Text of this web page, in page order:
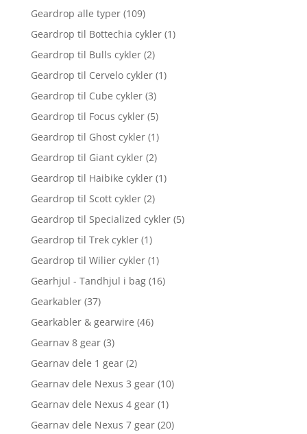
Geardrop alle typer (109)
Geardrop til Bottechia cykler (1)
Geardrop til Bulls cykler (2)
Geardrop til Cervelo cykler (1)
Geardrop til Cube cykler (3)
Geardrop til Focus cykler (5)
Geardrop til Ghost cykler (1)
Geardrop til Giant cykler (2)
Geardrop til Haibike cykler (1)
Geardrop til Scott cykler (2)
Geardrop til Specialized cykler (5)
Geardrop til Trek cykler (1)
Geardrop til Wilier cykler (1)
Gearhjul - Tandhjul i bag (16)
Gearkabler (37)
Gearkabler & gearwire (46)
Gearnav 8 gear (3)
Gearnav dele 1 gear (2)
Gearnav dele Nexus 3 gear (10)
Gearnav dele Nexus 4 gear (1)
Gearnav dele Nexus 7 gear (20)